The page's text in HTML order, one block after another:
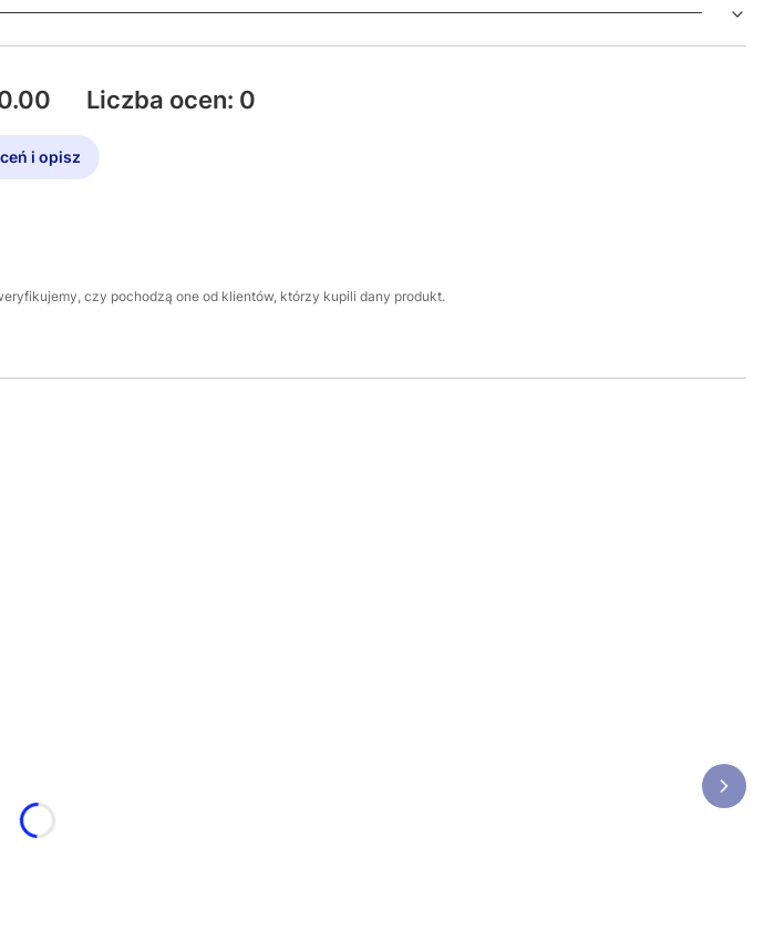
Liczba ocen: 0
i opisz
czy pochodzą one od klientów, którzy kupili dany produkt.